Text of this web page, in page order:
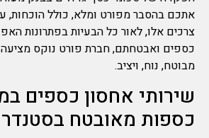
אתכם בהסבר מפורט ומלא, כולל הוכחות,
צרכים אלו, לאור כל הבעיות בפתרונות
כספים ואבטחתם, חברת פורט נוקס
מבוטח, נוח, ויציב.
שירותי אחסון כספים
כספות מאובטח